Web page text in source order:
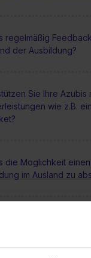
regelmäßig
der Ausbildung?
Sie Ihre Azubis
wie z.B.
die Möglichkeit
im Ausland zu
sind die Chancen
bei Ihnen